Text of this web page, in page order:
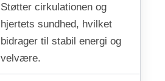
Støtter cirkulationen og
hjertets sundhed, hvilket
bidrager til stabil energi og
velvære.